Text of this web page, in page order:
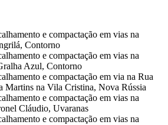
e compactação em vias na
Contorno
e compactação em vias na
Azul, Contorno
e compactação em via na Rua
Martins na Vila Cristina, Nova Rússia
e compactação em vias na
Cláudio, Uvaranas
e compactação em vias na